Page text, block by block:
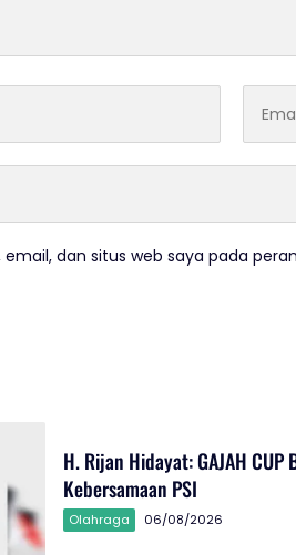
dan situs web saya pada
H. Rijan Hidayat: GAJAH
Kebersamaan PSI
Olahraga 06/08/2026